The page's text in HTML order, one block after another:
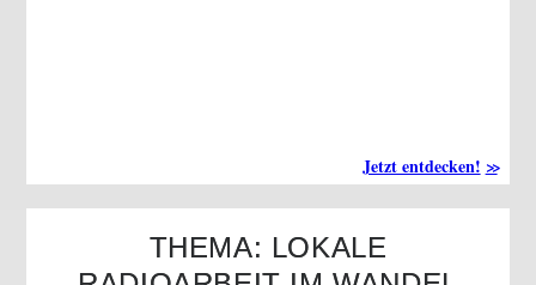
Jetzt entdecken!
THEMA: LOKALE